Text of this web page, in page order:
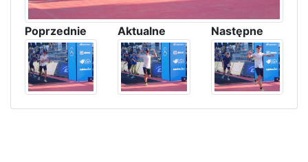
Poprzednie Aktualne Następne